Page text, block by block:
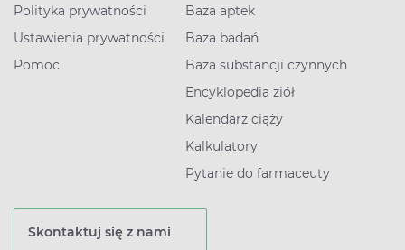
Polityka prywatności
Ustawienia prywatności
Pomoc
Baza aptek
Baza badań
Baza substancji czynnych
Encyklopedia ziół
Kalendarz ciąży
Kalkulatory
Pytanie do farmaceuty
Skontaktuj się z nami